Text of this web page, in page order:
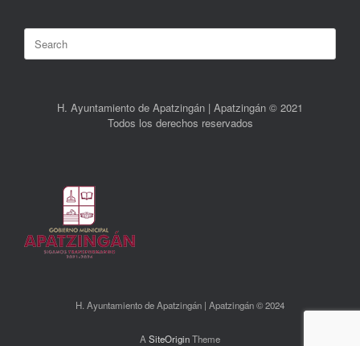
Search
for:
H. Ayuntamiento de Apatzingán | Apatzingán © 2021
Todos los derechos reservados
H. Ayuntamiento de Apatzingán | Apatzingán © 2024
A SiteOriginTheme